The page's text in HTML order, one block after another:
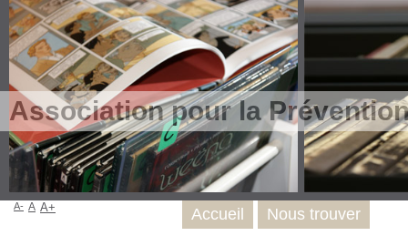
Association pour la
Accueil Nous trouver
A- A A+